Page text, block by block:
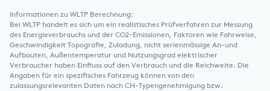
Informationen zu WLTP Berechnung:
Bei WLTP handelt es sich um ein realistisches Prüfverfahren zur Messung
des Energieverbrauchs und der CO2-Emissionen, Faktoren wie Fahrweise,
Geschwindigkeit Topografie, Zuladung, nicht serienmässige An-und
Aufbauten, Außentemperatur und Nutzungsgrad elektrischer
Verbraucher haben Einfluss auf den Verbrauch und die Reichweite. Die
Angaben für ein spezifisches Fahrzeug können von den
zulassungsrelevanten Daten nach CH-Typengenehmigung bzw.